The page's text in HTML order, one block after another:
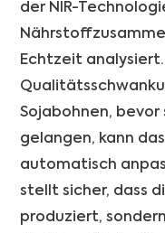
der NIR-
Echtzeit analysiert.
Sojabohnen, bevor
gelangen, kann
automatisch
stellt sicher, dass
produziert,